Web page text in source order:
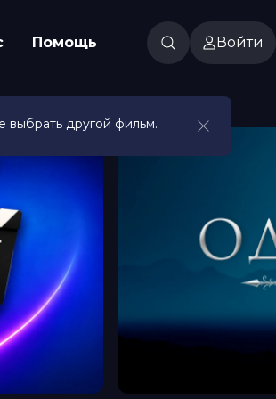
Помощь Войти
выбрать другой фильм.